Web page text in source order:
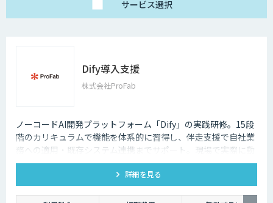
サービス選択
Dify導入支援
株式会社ProFab
ノーコードAI開発プラットフォーム「Dify」の実践研修。15段
階のカリキュラムで機能を体系的に習得し、伴走支援で自社業
務への適用・既存システム連携までサポート。現場で実際に動
くAIツールを自分たちで作れる状態を目指します。
詳細を見る